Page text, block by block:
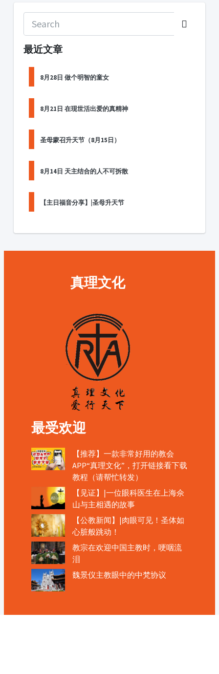
最近文章
8月28日 做个明智的童女
8月21日 在现世活出爱的真精神
圣母蒙召升天节（8月15日）
8月14日 天主结合的人不可拆散
【主日福音分享】|圣母升天节
真理文化
最受欢迎
【推荐】一款非常好用的教会
APP“真理文化”，打开链接看下载
教程（请帮忙转发）
【见证】|一位眼科医生在上海佘
山与主相遇的故事
【公教新闻】|肉眼可见！圣体如
心脏般跳动！
教宗在欢迎中国主教时，哽咽流
泪
魏景仪主教眼中的中梵协议